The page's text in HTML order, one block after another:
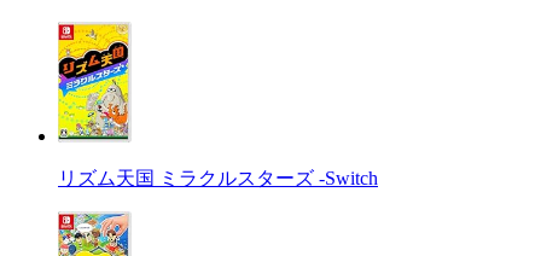
リズム天国 ミラクルスターズ -Switch